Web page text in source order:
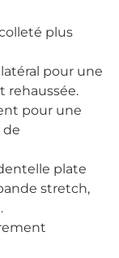
plus
pour une
rehaussée.
pour une
de
plate
stretch,